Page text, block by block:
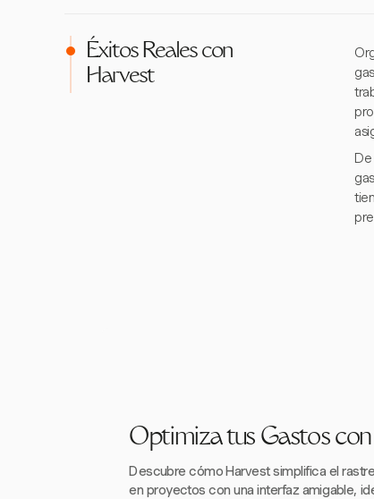
Éxitos Reales con
Harvest
Optimiza tus Gastos
Descubre cómo Harvest simplifica el
en proyectos con una interfaz amigable,